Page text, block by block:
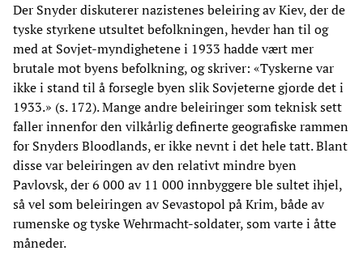
Der Snyder diskuterer nazistenes beleiring av Kiev, der de
tyske styrkene utsultet befolkningen, hevder han til og
med at Sovjet-myndighetene i 1933 hadde vært mer
brutale mot byens befolkning, og skriver: «Tyskerne var
ikke i stand til å forsegle byen slik Sovjeterne gjorde det i
1933.» (s. 172). Mange andre beleiringer som teknisk sett
faller innenfor den vilkårlig definerte geografiske rammen
for Snyders Bloodlands, er ikke nevnt i det hele tatt. Blant
disse var beleiringen av den relativt mindre byen
Pavlovsk, der 6 000 av 11 000 innbyggere ble sultet ihjel,
så vel som beleiringen av Sevastopol på Krim, både av
rumenske og tyske Wehrmacht-soldater, som varte i åtte
måneder.